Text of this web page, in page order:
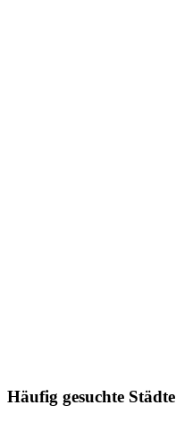
Häufig gesuchte Städte